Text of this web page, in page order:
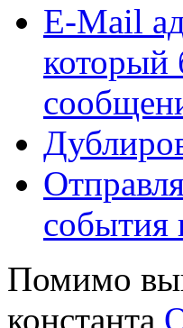
E-Mail
который
события
Помимо
константа